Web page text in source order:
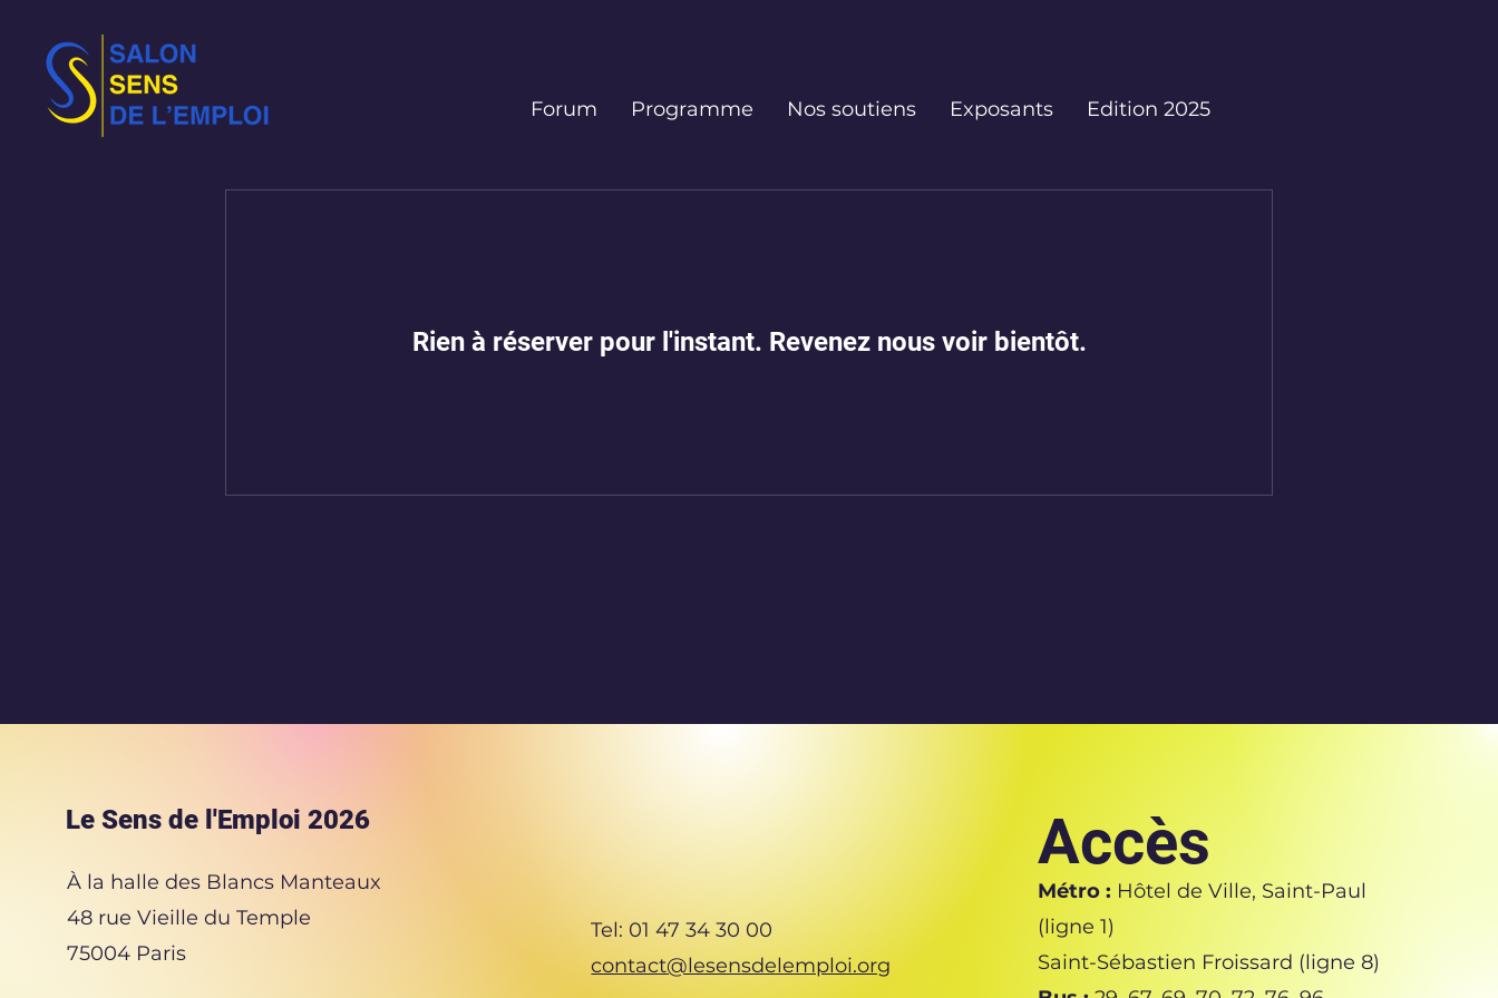
Forum Programme Nos soutiens Exposants Edition 2025
Rien à réserver pour l'instant. Revenez nous voir bientôt.
Le Sens de l'Emploi 2026
À la halle des Blancs Manteaux
48 rue Vieille du Temple
75004 Paris
Tel: 01 47 34 30 00
contact@lesensdelemploi.org
Accès
Métro : Hôtel de Ville, Saint-Paul
(ligne 1)
Saint-Sébastien Froissard (ligne 8)